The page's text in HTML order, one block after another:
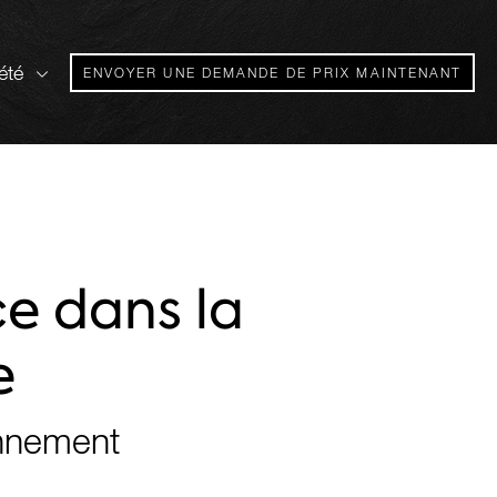
ENVOYER UNE DEMANDE DE PRIX MAINTENANT
dans la